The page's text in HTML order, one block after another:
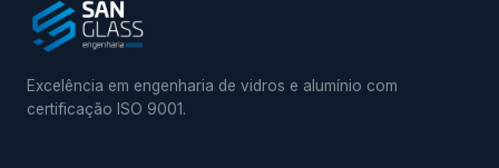
Excelência em engenharia de vidros e alumínio com
certificação ISO 9001.